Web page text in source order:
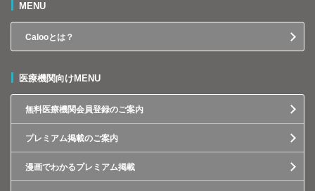
MENU
Calooとは？
医療機関向けMENU
無料医療機関会員登録のご案内
プレミアム掲載のご案内
漫画でわかるプレミアム掲載